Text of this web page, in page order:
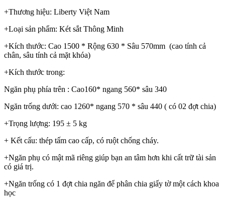
+Thương hiệu: Liberty Việt Nam
+Loại sản phẩm: Két sắt Thông Minh
+Kích thước: Cao 1500 * Rộng 630 * Sâu 570mm (cao tính cả
chân, sâu tính cả mặt khóa)
+Kích thước trong:
Ngăn phụ phía trên : Cao160* ngang 560* sâu 340
Ngăn trống dưới: cao 1260* ngang 570 * sâu 440 ( có 02 đợt chia)
+Trọng lượng: 195 ± 5 kg
+ Kết cấu: thép tấm cao cấp, có ruột chống cháy.
+Ngăn phụ có mật mã riêng giúp bạn an tâm hơn khi cất trữ tài sản
có giá trị.
+Ngăn trống có 1 đợt chia ngăn để phân chia giấy tờ một cách khoa
học